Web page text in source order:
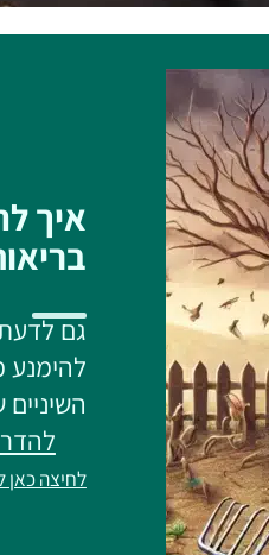
איך
גם
להימנע
לחיצה כאן